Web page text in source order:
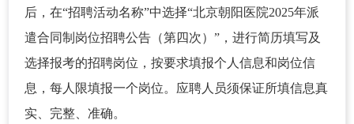
后，在“招聘活动名称”中选择“北京朝阳医院2025年派
遣合同制岗位招聘公告（第四次）”，进行简历填写及
选择报考的招聘岗位，按要求填报个人信息和岗位信
息，每人限填报一个岗位。应聘人员须保证所填信息真
实、完整、准确。